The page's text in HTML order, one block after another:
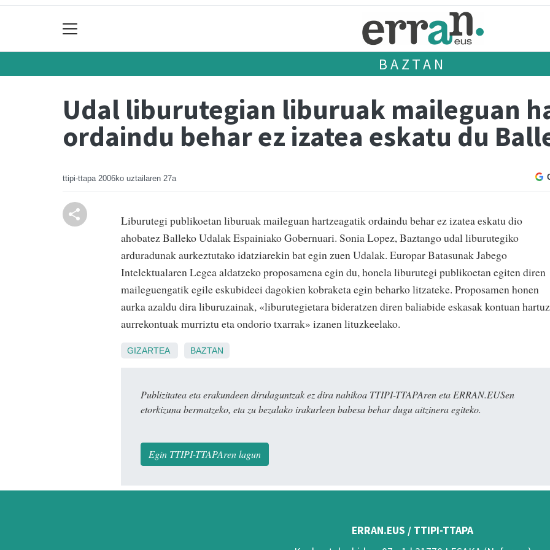
BAZTAN
Udal liburutegian liburuak maileguan
ordaindu behar ez izatea eskatu du
ttipi-ttapa 2006ko uztailaren 27a
Liburutegi publikoetan liburuak maileguan hartzeagatik ordaindu behar ez izatea eskatu dio
ahobatez Balleko Udalak Espainiako Gobernuari. Sonia Lopez, Baztango udal liburutegiko
arduradunak aurkeztutako idatziarekin bat egin zuen Udalak. Europar Batasunak Jabego
Intelektualaren Legea aldatzeko proposamena egin du, honela liburutegi publikoetan egiten diren
maileguengatik egile eskubideei dagokien kobraketa egin beharko litzateke. Proposamen honen
aurka azaldu dira liburuzainak, «liburutegietara bideratzen diren baliabide eskasak kontuan
aurrekontuak murriztu eta ondorio txarrak» izanen lituzkeelako.
GIZARTEA BAZTAN
Publizitatea eta erakundeen dirulaguntzak ez dira nahikoa TTIPI-TTAPAren eta ERRAN.EUSen
etorkizuna bermatzeko, eta zu bezalako irakurleen babesa behar dugu aitzinera egiteko.
Egin TTIPI-TTAPAren lagun
ERRAN.EUS / TTIPI-TTAPA